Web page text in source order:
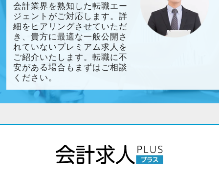
会計業界を熟知した転職エー
ジェントがご対応します。詳
細をヒアリングさせていただ
き、貴方に最適な一般公開さ
れていないプレミアム求人を
ご紹介いたします。転職に不
安がある場合もまずはご相談
ください。